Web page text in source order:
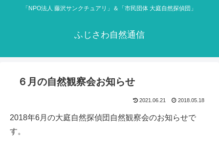
「NPO法人 藤沢サンクチュアリ」＆「市民団体 大庭自然探偵団」
ふじさわ自然通信
６月の自然観察会お知らせ
2021.06.21 2018.05.18
2018年6月の大庭自然探偵団自然観察会のお知らせで
す。